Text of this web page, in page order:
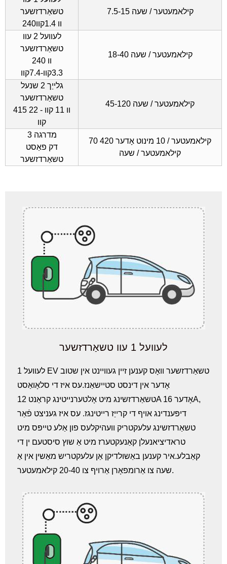
טשאַרדזשער
240וו 1.4קוו
7.5-15 קילאמעטער / שעה
לעוועל 2 עוו
טשאַרדזשער
240 וו
3.3קוו-7.4קוו
18-40 קילאמעטער / שעה
גלייַך 2 שנעל
טשאַרדזשער
415 וו 11 קוו - 22
קוו
45-120 קילאמעטער / שעה
מדרגה 3
דק פאַסט
טשאַרדזשער
70 קילאמעטער / 10 מינוט אָדער 420
קילאמעטער / שעה
לעוועל 1 עוו טשאַרדזשער
לעוועל 1 EV טשאַרדזשער וואָס קענען זיין געוויינט אין שטוב
אָדער אין דינסט סטיישאַנז.עס איז די סלאָואַסט
טשאַרדזשינג מיט אָלטערנייטינג קראַנט 12A אָדער 16A,
דיפּענדינג אויף די קרייַז רייטינגז. עס איז געניצט פֿאַר
טשאַרדזשינג עלעקטריק וועהיקלעס פון אַלע טייפּס מיט
טראדיציאנעלן קאַנעקטערז מיט אַ שוץ סיסטעם ין די
קאַבלע.איר קענען באַשולדיקן אַן עלעקטריש מאַשין אין אַ
שעה צו אַרומפאָרן אַרויף צו 20-40 קילאמעטער.